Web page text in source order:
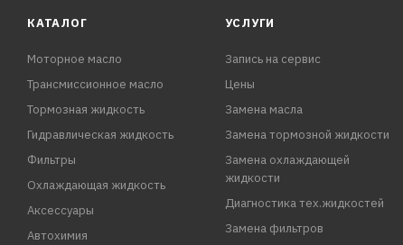
КАТАЛОГ
Моторное масло
Трансмиссионное масло
Тормозная жидкость
Гидравлическая жидкость
Фильтры
Охлаждающая жидкость
Аксессуары
Автохимия
УСЛУГИ
Запись на сервис
Цены
Замена масла
Замена тормозной жидкости
Замена охлаждающей
жидкости
Диагностика тех.жидкостей
Замена фильтров